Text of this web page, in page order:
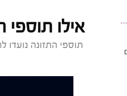
אילו תוספי
תוספי התזונה נועדו